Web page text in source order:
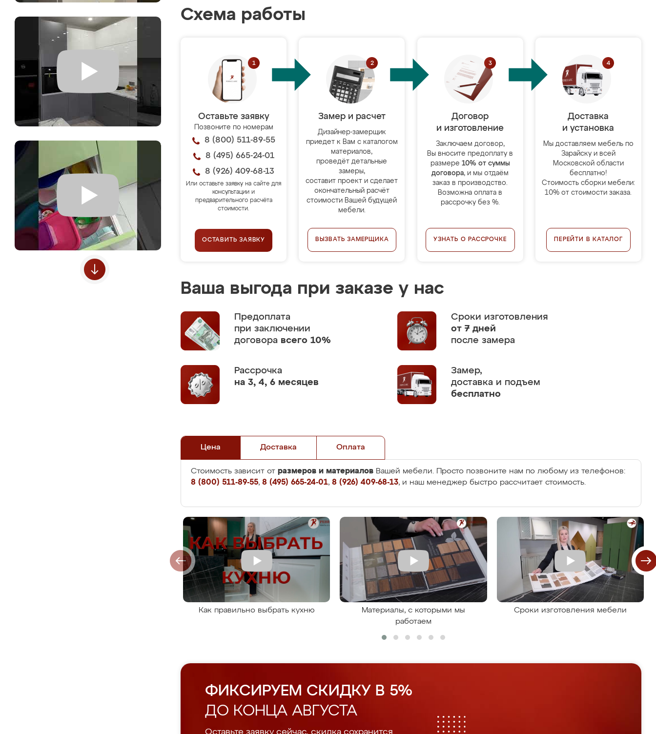
Схема работы
Оставьте заявку
Позвоните по номерам
8 (800) 511-89-55
8 (495) 665-24-01
8 (926) 409-68-13
Или оставьте заявку на сайте для
консультации и
предварительного расчёта
стоимости.
ОСТАВИТЬ ЗАЯВКУ
Замер и расчет
Дизайнер-замерщик
приедет к Вам с каталогом
материалов,
проведёт детальные
замеры,
составит проект и сделает
окончательный расчёт
стоимости Вашей будущей
мебели.
ВЫЗВАТЬ ЗАМЕРЩИКА
Договор
и изготовление
Заключаем договор,
Вы вносите предоплату в
размере 10% от суммы
договора, и мы отдаём
заказ в производство.
Возможна оплата в
рассрочку без %.
УЗНАТЬ О РАССРОЧКЕ
Доставка
и установка
Мы доставляем мебель по
Зарайску и всей
Московской области
бесплатно!
Стоимость сборки мебели:
10% от стоимости заказа.
ПЕРЕЙТИ В КАТАЛОГ
Ваша выгода при заказе у нас
Предоплата
при заключении
договора всего 10%
Сроки изготовления
от 7 дней
после замера
Рассрочка
на 3, 4, 6 месяцев
Замер,
доставка и подъем
бесплатно
Цена Доставка Оплата
Стоимость зависит от размеров и материалов Вашей мебели. Просто позвоните нам по любому из телефонов:
8 (800) 511-89-55, 8 (495) 665-24-01, 8 (926) 409-68-13, и наш менеджер быстро рассчитает стоимость.
Как правильно выбрать кухню
Материалы, с которыми мы
работаем
Сроки изготовления мебели
ФИКСИРУЕМ СКИДКУ В 5%
ДО КОНЦА АВГУСТА
Оставьте заявку сейчас, скидка сохранится.